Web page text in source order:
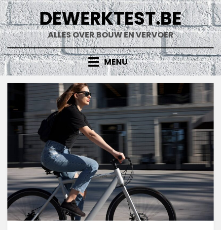
Doorgaan
naar
inhoud
DEWERKTEST.BE
ALLES OVER BOUW EN VERVOER
MENU